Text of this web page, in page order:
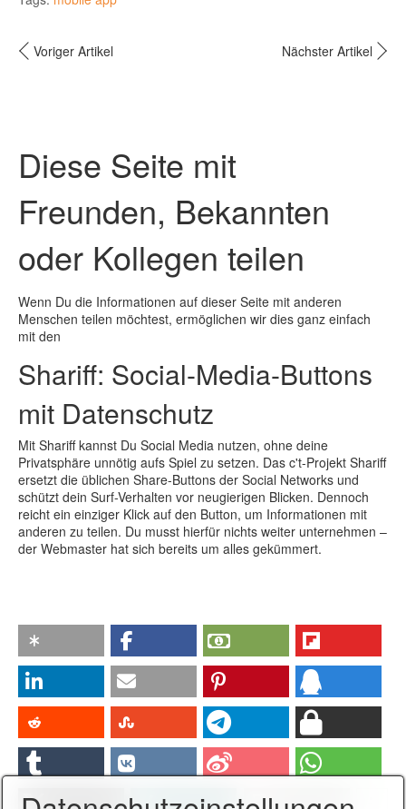
Voriger Artikel Nächster Artikel
Diese Seite mit
Freunden, Bekannten
oder Kollegen teilen
Wenn Du die Informationen auf dieser Seite mit anderen
Menschen teilen möchtest, ermöglichen wir dies ganz einfach
mit den
Shariff: Social-Media-Buttons
mit Datenschutz
Mit Shariff kannst Du Social Media nutzen, ohne deine
Privatsphäre unnötig aufs Spiel zu setzen. Das c't-Projekt Shariff
ersetzt die üblichen Share-Buttons der Social Networks und
schützt dein Surf-Verhalten vor neugierigen Blicken. Dennoch
reicht ein einziger Klick auf den Button, um Informationen mit
anderen zu teilen. Du musst hierfür nichts weiter unternehmen –
der Webmaster hat sich bereits um alles gekümmert.